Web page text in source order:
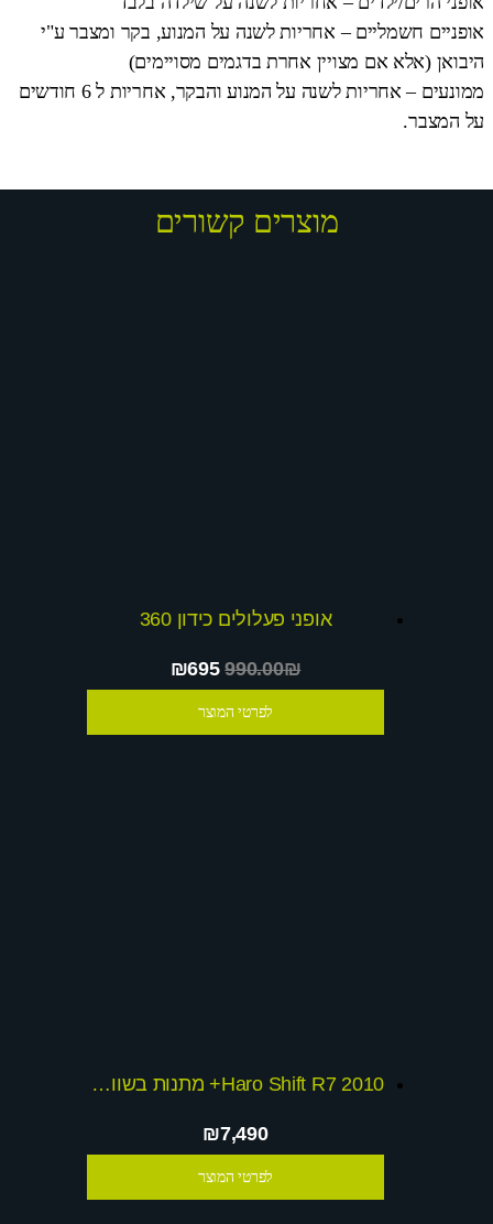
אופניים חשמליים – אחריות לשנה על המנוע, בקר ומצבר ע"י
היבואן (אלא אם מצויין אחרת בדגמים מסויימים)
ממונעים – אחריות לשנה על המנוע והבקר, אחריות ל 6 חודשים
על המצבר.
מוצרים קשורים
אופני פעלולים כידון 360
₪695990.00₪
לפרטי המוצר
Haro Shift R7 2010+ מתנות בשווי 1000 ש
₪7,490
לפרטי המוצר